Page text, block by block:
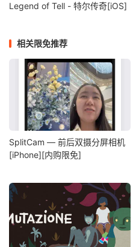
Legend of Tell - 特尔传奇[iOS]
相关限免推荐
SplitCam — 前后双摄分屏相机
[iPhone][内购限免]